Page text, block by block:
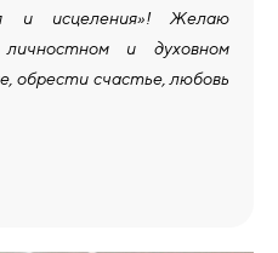
и исцеления»! Желаю
и духовном
обрести счастье, любовь